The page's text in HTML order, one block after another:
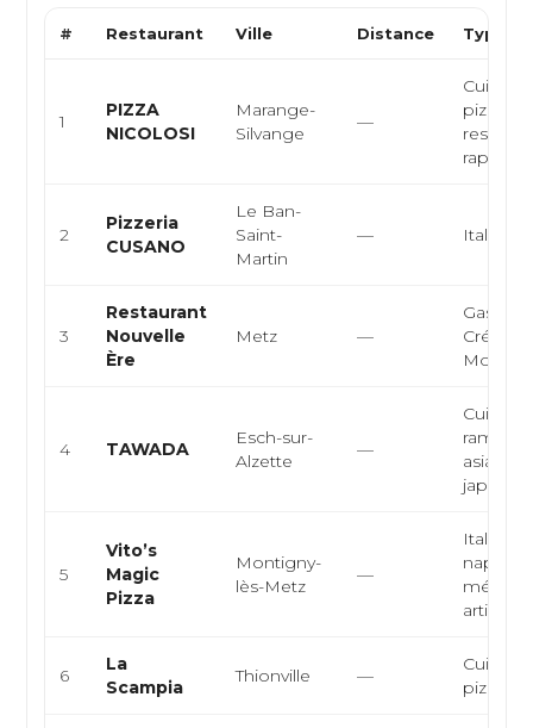
# Restaurant Ville Distance Type
1
PIZZA
NICOLOSI
Marange-
Silvange
—
Cuisine
pizzeria,
rapide
2
Pizzeria
CUSANO
Le Ban-
Saint-
Martin
—
3
Restaurant
Nouvelle
Ère
Metz —
Créative,
4 TAWADA
Esch-sur-
Alzette
—
Cuisine
ramen,
5
Vito’s
Magic
Pizza
Montigny-
lès-Metz
—
artisan...
6
La
Scampia
Thionville —
Cuisine